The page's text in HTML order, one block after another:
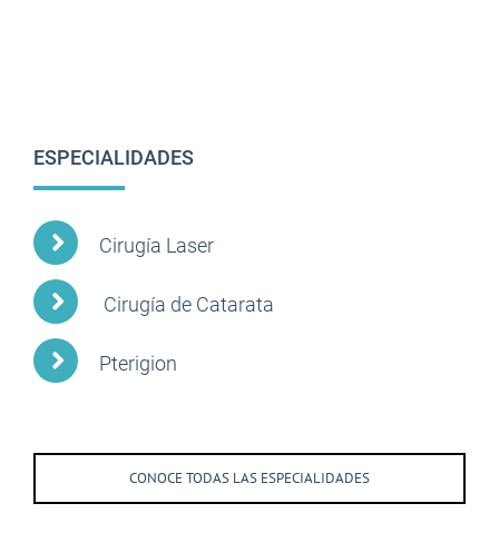
ESPECIALIDADES
Cirugía Laser
Cirugía de Catarata
Pterigion
CONOCE TODAS LAS ESPECIALIDADES